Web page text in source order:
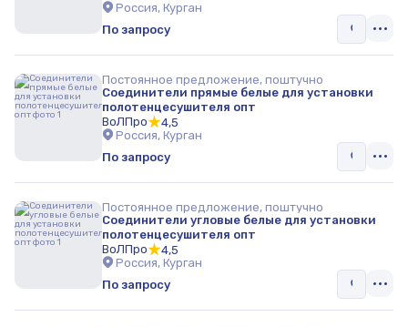
Россия, Курган
По запросу
Постоянное предложение, поштучно
Соединители прямые белые для установки
полотенцесушителя опт
ВоЛПро
4,5
Россия, Курган
По запросу
Постоянное предложение, поштучно
Соединители угловые белые для установки
полотенцесушителя опт
ВоЛПро
4,5
Россия, Курган
По запросу